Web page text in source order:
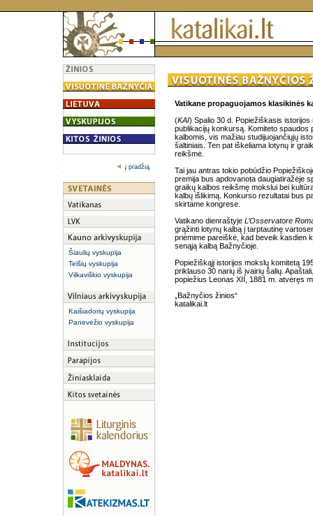
į pradžią
Šiaulių vyskupija
Telšių vyskupija
Vilkaviškio vyskupija
Kaišiadorių vyskupija
Panevėžio vyskupija
Vatikane propaguojamos klasikinės
(KAI) Spalio 30 d. Popiežiškasis
publikacijų konkursą. Komiteto spaudos
kalbomis, vis mažiau studijuojančiųjų
šaltiniais. Ten pat iškeliama lotynų ir
reikšmė.
Tai jau antras tokio pobūdžio
premija bus apdovanota daugiatiražėje
graikų kalbos reikšmę mokslui bei
kalbų išlikimą. Konkurso rezultatai bus
skirtame kongrese.
Vatikano dienraštyje L’Osservatore
grąžinti lotynų kalbą į tarptautinę
priėmime pareiškė, kad beveik kasdien
senąją kalbą Bažnyčioje.
Popiežiškąjį istorijos mokslų komitetą
priklauso 30 narių iš įvairių šalių.
popiežius Leonas XII, 1881 m. atvėręs
„Bažnyčios žinios“
katalikai.lt